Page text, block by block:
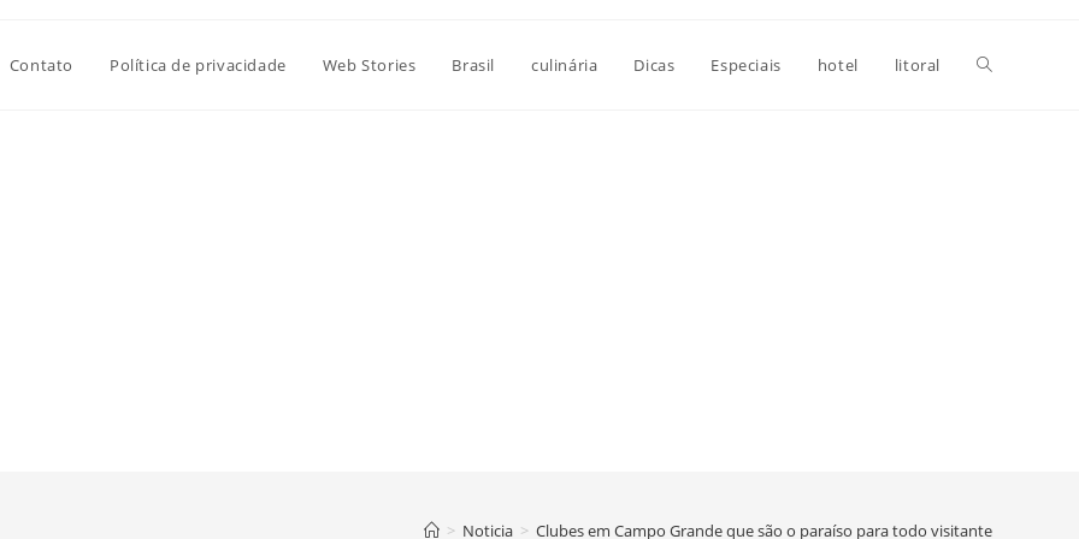
Contato Política de privacidade Web Stories Brasil culinária Dicas Especiais hotel litoral Alternar
> Noticia > Clubes em Campo Grande que são o paraíso para todo visitante